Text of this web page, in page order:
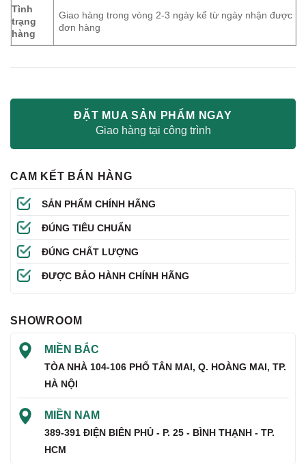
Tình
trạng
hàng
Giao hàng trong vòng 2-3 ngày kể từ ngày nhận được
đơn hàng
ĐẶT MUA SẢN PHẨM NGAY
Giao hàng tại công trình
CAM KẾT BÁN HÀNG
SẢN PHẨM CHÍNH HÃNG
ĐÚNG TIÊU CHUẨN
ĐÚNG CHẤT LƯỢNG
ĐƯỢC BẢO HÀNH CHÍNH HÃNG
SHOWROOM
MIỀN BẮC
TÒA NHÀ 104-106 PHỐ TÂN MAI, Q. HOÀNG MAI, TP.
HÀ NỘI
MIỀN NAM
389-391 ĐIỆN BIÊN PHỦ - P. 25 - BÌNH THẠNH - TP.
HCM